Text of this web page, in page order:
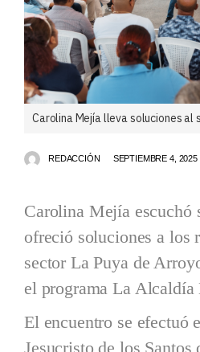
Carolina Mejía lleva soluciones al
REDACCIÓN SEPTIEMBRE 4, 2025
Carolina Mejía escuchó
ofreció soluciones a los
sector La Puya de
el programa La Alcaldía
El encuentro se efectuó
Jesucristo de los